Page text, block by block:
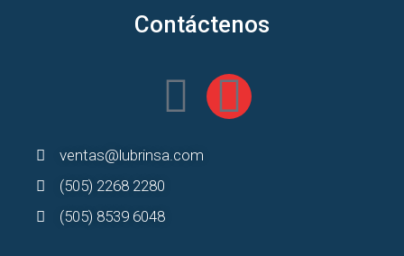
Contáctenos
ventas@lubrinsa.com
(505) 2268 2280
(505) 8539 6048